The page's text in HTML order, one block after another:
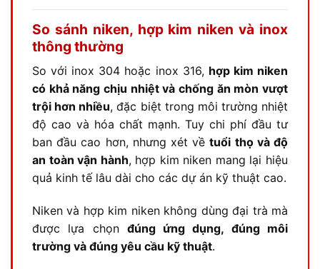
So sánh niken, hợp kim niken và inox
thông thường
So với inox 304 hoặc inox 316, hợp kim niken
có khả năng chịu nhiệt và chống ăn mòn vượt
trội hơn nhiều, đặc biệt trong môi trường nhiệt
độ cao và hóa chất mạnh. Tuy chi phí đầu tư
ban đầu cao hơn, nhưng xét vềtuổi thọ và độ
an toàn vận hành, hợp kim niken mang lại hiệu
quả kinh tế lâu dài cho các dự án kỹ thuật cao.
Niken và hợp kim niken không dùng đại trà mà
được lựa chọn đúng ứng dụng, đúng môi
trường và đúng yêu cầu kỹ thuật.